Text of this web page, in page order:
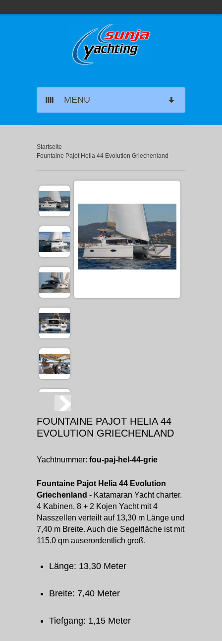
MENU
SEGELYACHT CHARTER
KATAMARAN CHARTER
MARINAS GRIECHENLAND
Startseite
Fountaine Pajot Helia 44 Evolution Griechenland
FOUNTAINE PAJOT HELIA 44
EVOLUTION GRIECHENLAND
Yachtnummer: fou-paj-hel-44-grie
Fountaine Pajot Helia 44 Evolution
Griechenland - Katamaran Yacht charter.
4 Kabinen, 8 + 2 Kojen Yacht mit 4
Nasszellen verteilt auf 13,30 m Länge und
7,40 m Breite. Auch die Segelfläche ist mit
115.0 qm auserordentlich groß.
Länge: 13,30 Meter
Breite: 7,40 Meter
Tiefgang: 1,15 Meter